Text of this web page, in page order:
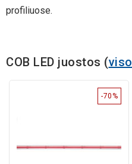
profiliuose.
COB LED juostos (
-70%